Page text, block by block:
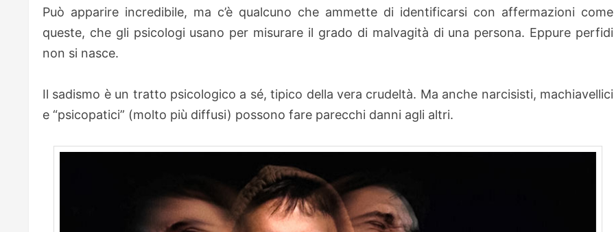
Può apparire incredibile, ma c’è qualcuno che ammette di identificarsi con affermazioni come
queste, che gli psicologi usano per misurare il grado di malvagità di una persona. Eppure perfidi
non si nasce.
Il sadismo è un tratto psicologico a sé, tipico della vera crudeltà. Ma anche narcisisti, machiavellici
e “psicopatici” (molto più diffusi) possono fare parecchi danni agli altri.